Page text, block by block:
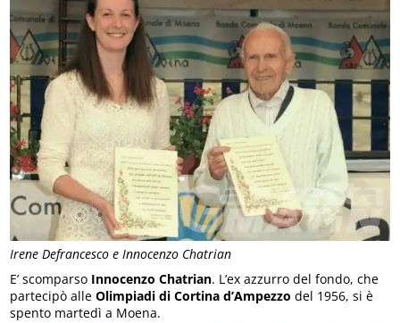
Irene Defrancesco e Innocenzo Chatrian
E’ scomparso Innocenzo Chatrian. L’ex azzurro del fondo, che
partecipò alleOlimpiadi di Cortina d’Ampezzo del 1956, si è
spento martedì a Moena.